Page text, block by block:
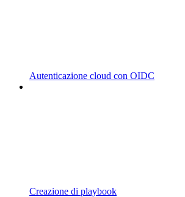
Autenticazione cloud con OIDC
Creazione di playbook